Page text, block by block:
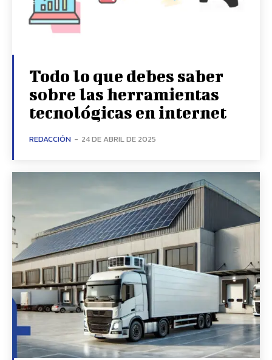
Todo lo que debes saber
sobre las herramientas
tecnológicas en internet
REDACCIÓN - 24 DE ABRIL DE 2025